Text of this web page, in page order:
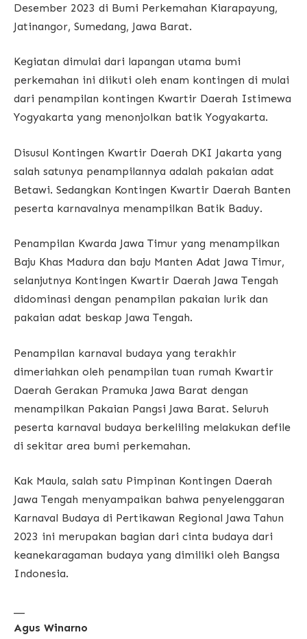
Desember 2023 di Bumi Perkemahan Kiarapayung,
Jatinangor, Sumedang, Jawa Barat.
Kegiatan dimulai dari lapangan utama bumi
perkemahan ini diikuti oleh enam kontingen di mulai
dari penampilan kontingen Kwartir Daerah Istimewa
Yogyakarta yang menonjolkan batik Yogyakarta.
Disusul Kontingen Kwartir Daerah DKI Jakarta yang
salah satunya penampilannya adalah pakaian adat
Betawi. Sedangkan Kontingen Kwartir Daerah Banten
peserta karnavalnya menampilkan Batik Baduy.
Penampilan Kwarda Jawa Timur yang menampilkan
Baju Khas Madura dan baju Manten Adat Jawa Timur,
selanjutnya Kontingen Kwartir Daerah Jawa Tengah
didominasi dengan penampilan pakaian lurik dan
pakaian adat beskap Jawa Tengah.
Penampilan karnaval budaya yang terakhir
dimeriahkan oleh penampilan tuan rumah Kwartir
Daerah Gerakan Pramuka Jawa Barat dengan
menampilkan Pakaian Pangsi Jawa Barat. Seluruh
peserta karnaval budaya berkeliling melakukan defile
di sekitar area bumi perkemahan.
Kak Maula, salah satu Pimpinan Kontingen Daerah
Jawa Tengah menyampaikan bahwa penyelenggaran
Karnaval Budaya di Pertikawan Regional Jawa Tahun
2023 ini merupakan bagian dari cinta budaya dari
keanekaragaman budaya yang dimiliki oleh Bangsa
Indonesia.
Agus Winarno